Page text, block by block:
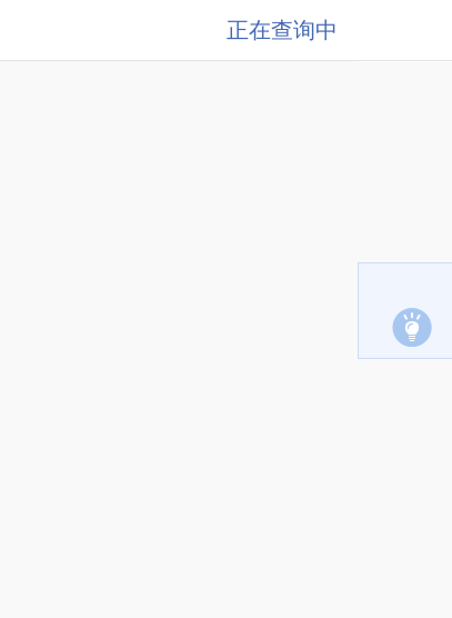
正在查询中